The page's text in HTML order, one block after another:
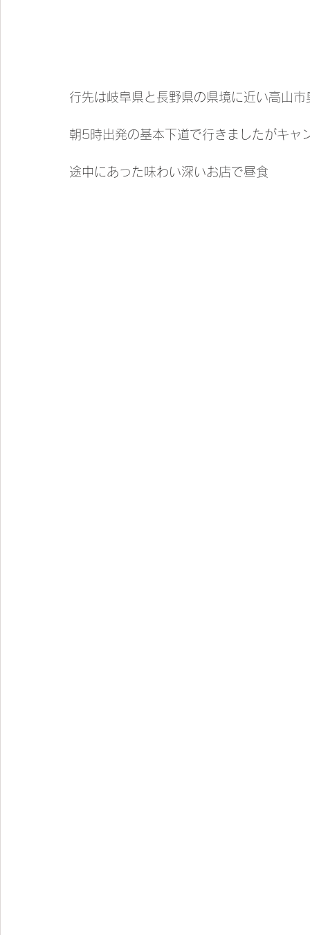
行先は岐阜県と長野県の県境に近い高山
朝5時出発の基本下道で行きましたがキャ
途中にあった味わい深いお店で昼食